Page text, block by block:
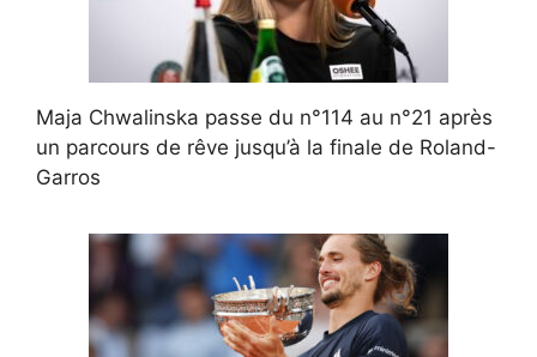
Maja Chwalinska passe du n°114 au n°21 après
un parcours de rêve jusqu’à la finale de Roland-
Garros